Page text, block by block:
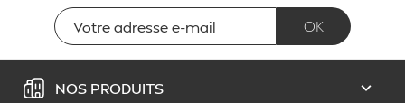
NOS PRODUITS 